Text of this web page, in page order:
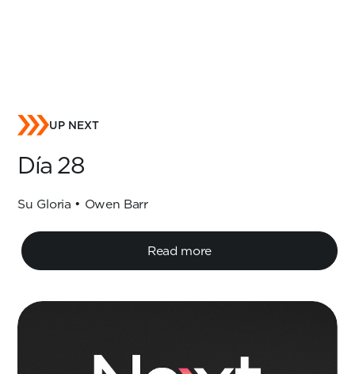
UP NEXT
Día 28
Su Gloria • Owen Barr
Read more